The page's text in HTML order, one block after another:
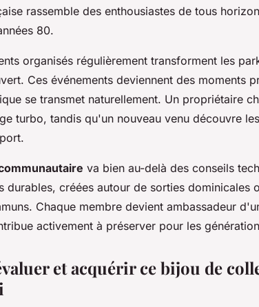
rassemble des enthousiastes de tous
80.
organisés régulièrement transforment les
Ces événements deviennent des moments
se transmet naturellement. Un propriétaire
turbo, tandis qu'un nouveau venu découvre
va bien au-delà des conseils
durables, créées autour de sorties dominicales
Chaque membre devient ambassadeur
activement à préserver pour les
et acquérir ce bijou de